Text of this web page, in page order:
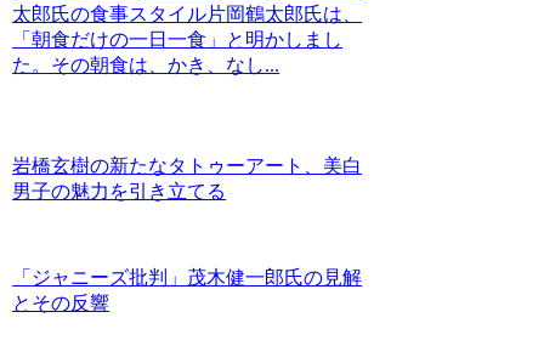
太郎氏の食事スタイル片岡鶴太郎氏は、
「朝食だけの一日一食」と明かしまし
た。その朝食は、かき、なし...
岩橋玄樹の新たなタトゥーアート、美白
男子の魅力を引き立てる
「ジャニーズ批判」茂木健一郎氏の見解
とその反響